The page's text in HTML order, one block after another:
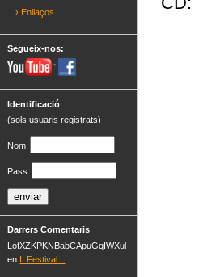
› Enllaços
Segueix-nos:
Identificació
(sols usuaris registrats)
Nom:
Pass:
Darrers Comentaris
LofXZKPKNBabCApuGqIWXul
en II Festival...